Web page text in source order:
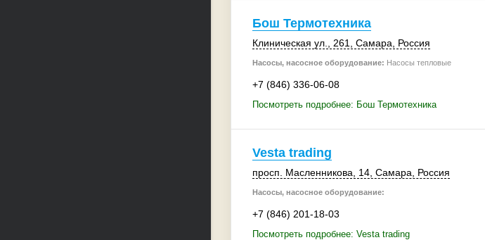
Бош Термотехника
Клиническая ул. 261 Самара Россия
Насосы, насосное оборудование: Насосы тепловые
+7 (846) 336-06-08
Посмотреть подробнее: Бош Термотехника
Vesta trading
просп. Масленникова, 14, Самара Россия
Насосы, насосное оборудование:
+7 (846) 201-18-03
Посмотреть подробнее: Vesta trading